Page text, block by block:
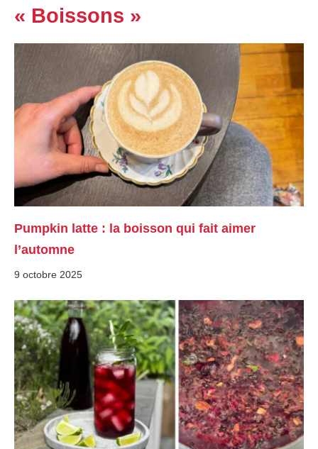
« Boissons »
Pumpkin latte : la boisson qui fait aimer
l’automne
9 octobre 2025